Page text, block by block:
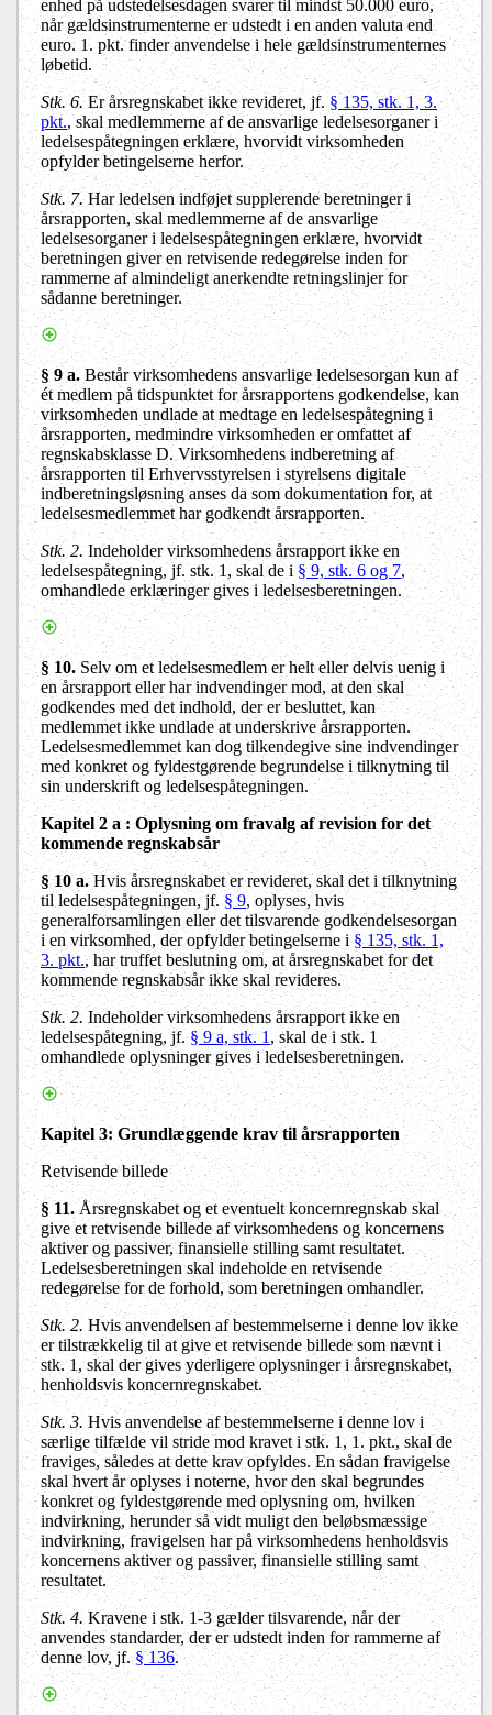
enhed på udstedelsesdagen svarer til mindst 50.000 euro,
når gældsinstrumenterne er udstedt i en anden valuta end
euro. 1. pkt. finder anvendelse i hele gældsinstrumenternes
løbetid.
Stk. 6. Er årsregnskabet ikke revideret, jf.§ 135, stk. 1, 3.
pkt., skal medlemmerne af de ansvarlige ledelsesorganer i
ledelsespåtegningen erklære, hvorvidt virksomheden
opfylder betingelserne herfor.
Stk. 7. Har ledelsen indføjet supplerende beretninger i
årsrapporten, skal medlemmerne af de ansvarlige
ledelsesorganer i ledelsespåtegningen erklære, hvorvidt
beretningen giver en retvisende redegørelse inden for
rammerne af almindeligt anerkendte retningslinjer for
sådanne beretninger.
§ 9 a.Består virksomhedens ansvarlige ledelsesorgan kun af
ét medlem på tidspunktet for årsrapportens godkendelse, kan
virksomheden undlade at medtage en ledelsespåtegning i
årsrapporten, medmindre virksomheden er omfattet af
regnskabsklasse D. Virksomhedens indberetning af
årsrapporten til Erhvervsstyrelsen i styrelsens digitale
indberetningsløsning anses da som dokumentation for, at
ledelsesmedlemmet har godkendt årsrapporten.
Stk. 2. Indeholder virksomhedens årsrapport ikke en
ledelsespåtegning, jf. stk. 1, skal de i§ 9, stk. 6og 7,
omhandlede erklæringer gives i ledelsesberetningen.
§ 10. Selv om et ledelsesmedlem er helt eller delvis uenig i
en årsrapport eller har indvendinger mod, at den skal
godkendes med det indhold, der er besluttet, kan
medlemmet ikke undlade at underskrive årsrapporten.
Ledelsesmedlemmet kan dog tilkendegive sine indvendinger
med konkret og fyldestgørende begrundelse i tilknytning til
sin underskrift og ledelsespåtegningen.
Kapitel 2 a: Oplysning om fravalg af revision for det
kommende regnskabsår
§ 10 a. Hvis årsregnskabet er revideret, skal det i tilknytning
til ledelsespåtegningen, jf.§ 9, oplyses, hvis
generalforsamlingen eller det tilsvarende godkendelsesorgan
i en virksomhed, der opfylder betingelserne i§ 135, stk. 1,
3. pkt., har truffet beslutning om, at årsregnskabet for det
kommende regnskabsår ikke skal revideres.
Stk. 2. Indeholder virksomhedens årsrapport ikke en
ledelsespåtegning, jf. § 9 a, stk. 1, skal de i stk. 1
omhandlede oplysninger gives i ledelsesberetningen.
Kapitel 3: Grundlæggende krav til årsrapporten
Retvisende billede
§ 11. Årsregnskabet og et eventuelt koncernregnskab skal
give et retvisende billede af virksomhedens og koncernens
aktiver og passiver, finansielle stilling samt resultatet.
Ledelsesberetningen skal indeholde en retvisende
redegørelse for de forhold, som beretningen omhandler.
Stk. 2. Hvis anvendelsen af bestemmelserne i denne lov ikke
er tilstrækkelig til at give et retvisende billede som nævnt i
stk. 1, skal der gives yderligere oplysninger i årsregnskabet,
henholdsvis koncernregnskabet.
Stk. 3. Hvis anvendelse af bestemmelserne i denne lov i
særlige tilfælde vil stride mod kravet i stk. 1, 1. pkt., skal de
fraviges, således at dette krav opfyldes. En sådan fravigelse
skal hvert år oplyses i noterne, hvor den skal begrundes
konkret og fyldestgørende med oplysning om, hvilken
indvirkning, herunder så vidt muligt den beløbsmæssige
indvirkning, fravigelsen har på virksomhedens henholdsvis
koncernens aktiver og passiver, finansielle stilling samt
resultatet.
Stk. 4. Kravene i stk. 1-3 gælder tilsvarende, når der
anvendes standarder, der er udstedt inden for rammerne af
denne lov, jf.§ 136.